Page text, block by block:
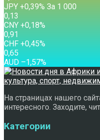
JPY +0,39% За 1 000
0,13
CNY +0,18%
0,91
CHF +0,45%
0,65
AUD –1,57%
На страницах нашего
интересного. Заходите,
Категории